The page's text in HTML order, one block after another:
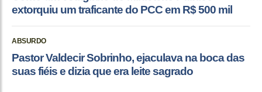
extorquiu um traficante do PCC em R$ 500 mil
ABSURDO
Pastor Valdecir Sobrinho, ejaculava na boca das
suas fiéis e dizia que era leite sagrado